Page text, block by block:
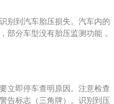
是高速行驶的状态，一定不能
致后车追尾，非常危险。行驶
下建议及时去4S店或是专业的
，可以在以下几个地方查看：
的标签；3、车辆驾驶座旁的
别到汽车胎压损失。汽车内的
部分车型没有胎压监测功能，
报装置，一旦某个或者多个胎
行驶的，如果汽车在行驶过程
可能造成轮胎爆炸，这时可以
要打开三角警示灯提醒后方来
立即停车查明原因。注意检查
告标志（三角牌）。识别到压